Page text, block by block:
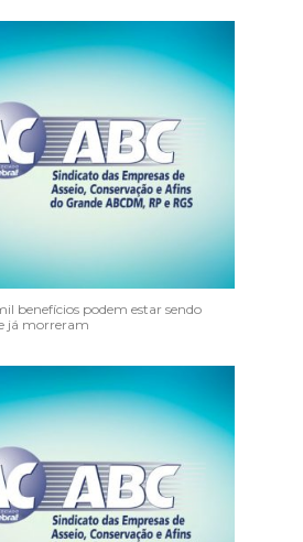
benefícios podem estar sendo
já morreram